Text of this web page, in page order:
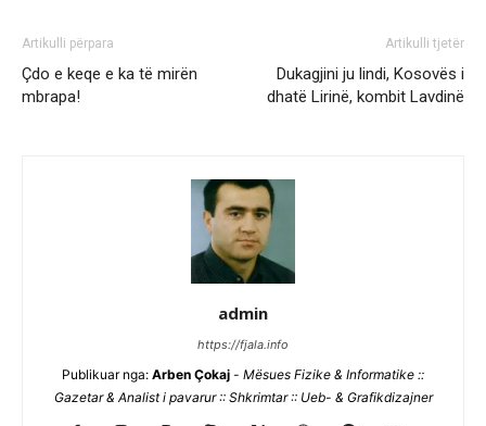
Artikulli përpara
Çdo e keqe e ka të mirën
mbrapa!
Artikulli tjetër
Dukagjini ju lindi, Kosovës i
dhatë Lirinë, kombit Lavdinë
admin
https://fjala.info
Publikuar nga: Arben Çokaj - Mësues Fizike & Informatike ::
Gazetar & Analist i pavarur :: Shkrimtar :: Ueb- & Grafikdizajner